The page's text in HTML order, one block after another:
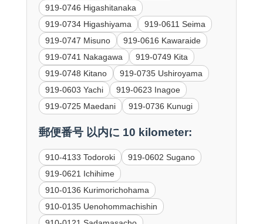
919-0746 Higashitanaka
919-0734 Higashiyama
919-0611 Seima
919-0747 Misuno
919-0616 Kawaraide
919-0741 Nakagawa
919-0749 Kita
919-0748 Kitano
919-0735 Ushiroyama
919-0603 Yachi
919-0623 Inagoe
919-0725 Maedani
919-0736 Kunugi
郵便番号 以内に 10 kilometer:
910-4133 Todoroki
919-0602 Sugano
919-0621 Ichihime
910-0136 Kurimorichohama
910-0135 Uenohommachishin